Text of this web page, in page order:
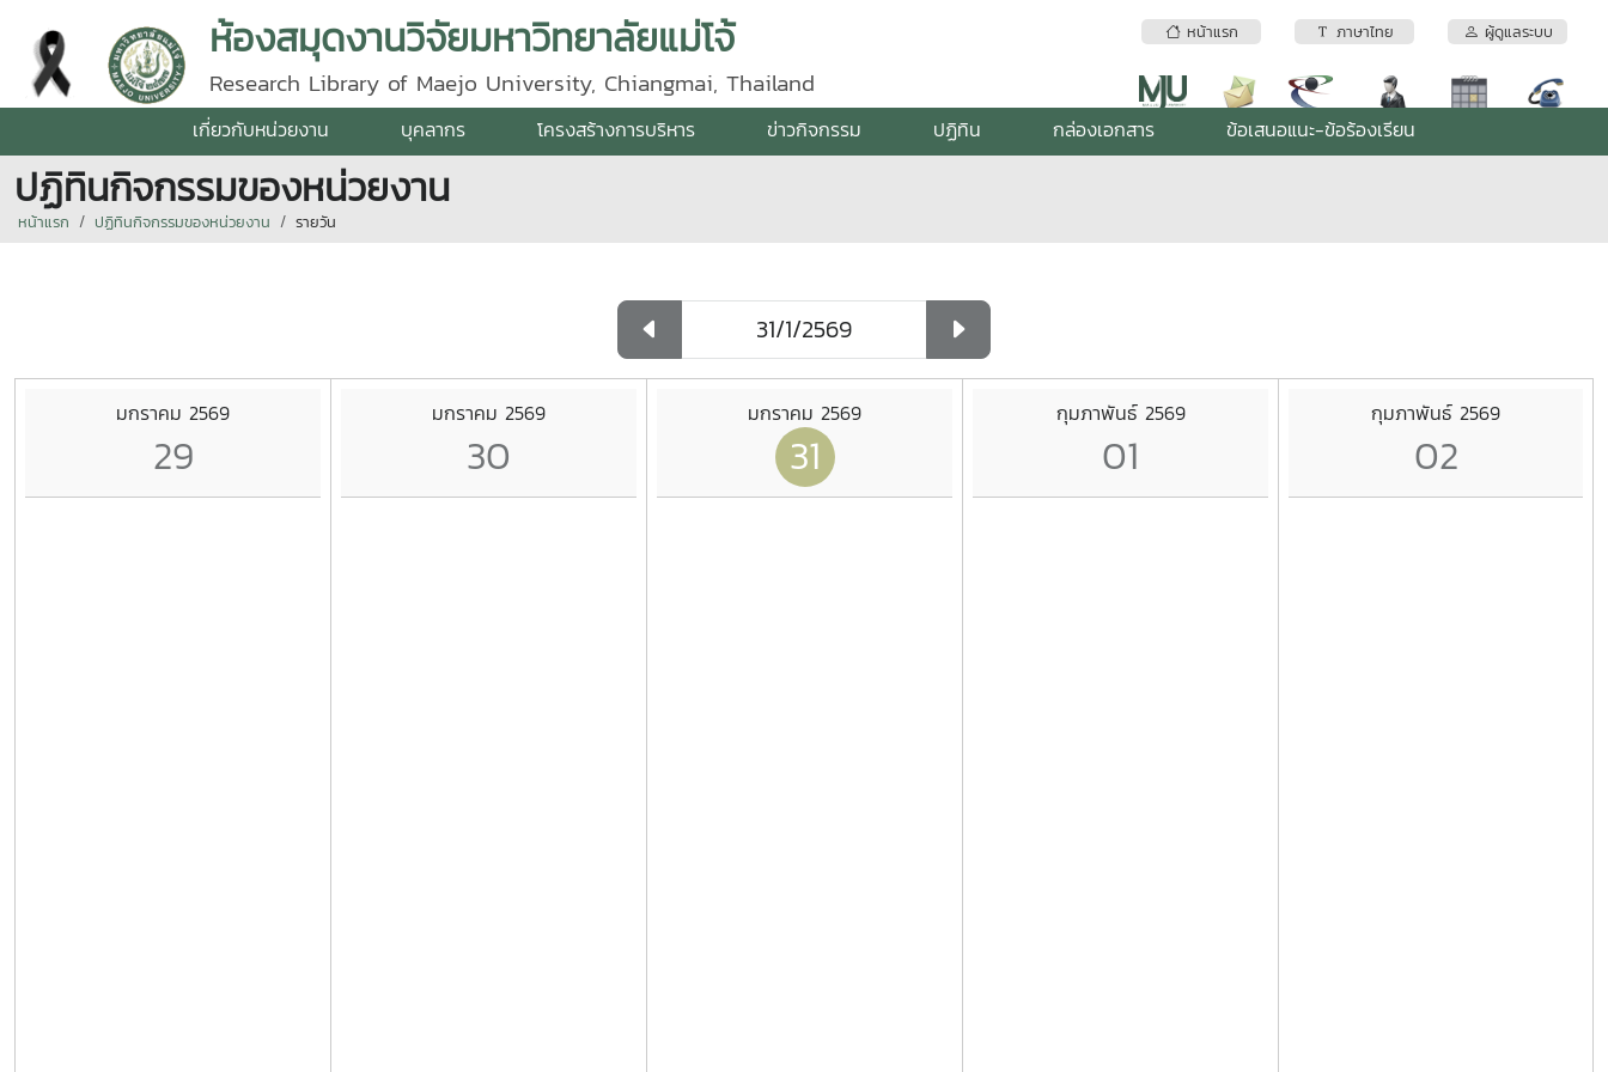
หน้าแรก ภาษาไทย ผู้ดูแลระบบ
ห้องสมุดงานวิจัยมหาวิทยาลัยแม่โจ้
Research Library of Maejo University, Chiangmai, Thailand
เกี่ยวกับหน่วยงาน บุคลากร โครงสร้างการบริหาร ข่าวกิจกรรม ปฏิทิน กล่องเอกสาร ข้อเสนอแนะ-ข้อร้องเรียน
ปฏิทินกิจกรรมของหน่วยงาน
หน้าแรก ปฏิทินกิจกรรมของหน่วยงาน รายวัน
มกราคม 2569
29
มกราคม 2569
30
มกราคม 2569
31
กุมภาพันธ์ 2569
01
กุมภาพันธ์ 2569
02